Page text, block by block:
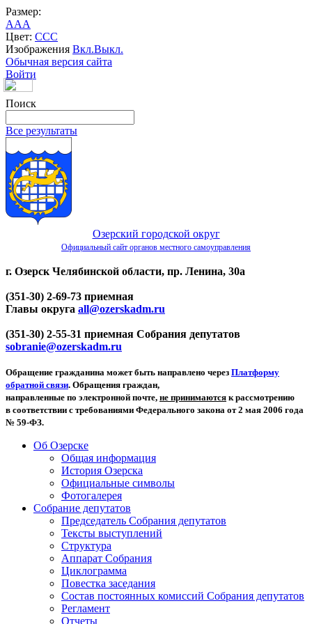
Размер:
AAA
Цвет: CCC
Изображения Вкл.Выкл.
Обычная версия сайта
Войти
Поиск
Все результаты
Озерский городской округ
Официальный сайт органов местного самоуправления
г. Озерск Челябинской области, пр. Ленина, 30а
(351-30) 2-69-73 приемная
Главы округа all@ozerskadm.ru
(351-30) 2-55-31 приемная Собрания депутатов
sobranie@ozerskadm.ru
Обращение гражданина может быть направлено через Платформу
обратной связи. Обращения граждан,
направленные по электронной почте, не принимаются к рассмотрению
в соответствии с требованиями Федерального закона от 2 мая 2006 года
№ 59-ФЗ.
Об Озерске
Общая информация
История Озерска
Официальные символы
Фотогалерея
Собрание депутатов
Председатель Собрания депутатов
Тексты выступлений
Структура
Аппарат Собрания
Циклограмма
Повестка заседания
Состав постоянных комиссий Собрания депутатов
Регламент
Отчеты